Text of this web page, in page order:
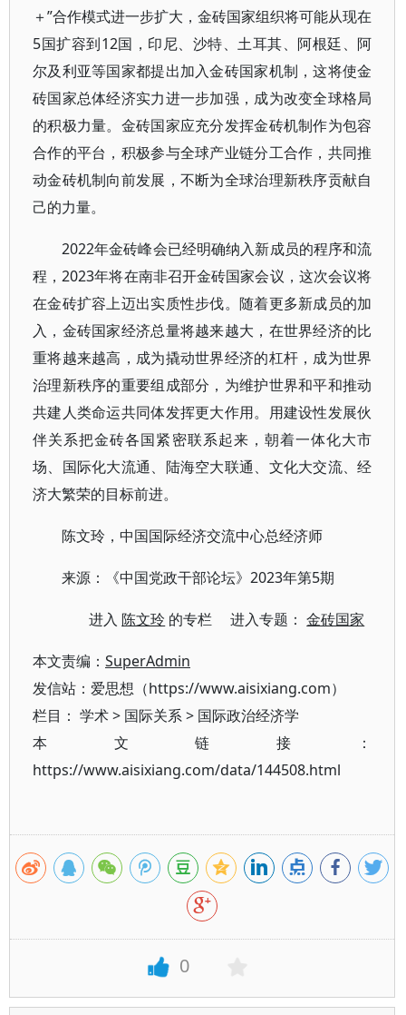
＋”合作模式进一步扩大，金砖国家组织将可能从现在
5国扩容到12国，印尼、沙特、土耳其、阿根廷、阿
尔及利亚等国家都提出加入金砖国家机制，这将使金
砖国家总体经济实力进一步加强，成为改变全球格局
的积极力量。金砖国家应充分发挥金砖机制作为包容
合作的平台，积极参与全球产业链分工合作，共同推
动金砖机制向前发展，不断为全球治理新秩序贡献自
己的力量。
2022年金砖峰会已经明确纳入新成员的程序和流
程，2023年将在南非召开金砖国家会议，这次会议将
在金砖扩容上迈出实质性步伐。随着更多新成员的加
入，金砖国家经济总量将越来越大，在世界经济的比
重将越来越高，成为撬动世界经济的杠杆，成为世界
治理新秩序的重要组成部分，为维护世界和平和推动
共建人类命运共同体发挥更大作用。用建设性发展伙
伴关系把金砖各国紧密联系起来，朝着一体化大市
场、国际化大流通、陆海空大联通、文化大交流、经
济大繁荣的目标前进。
陈文玲，中国国际经济交流中心总经济师
来源：《中国党政干部论坛》2023年第5期
进入陈文玲 的专栏 进入专题：金砖国家
本文责编： SuperAdmin
发信站：爱思想（https://www.aisixiang.com）
栏目： 学术> 国际关系> 国际政治经济学
本文链接：
https://www.aisixiang.com/data/144508.html
0